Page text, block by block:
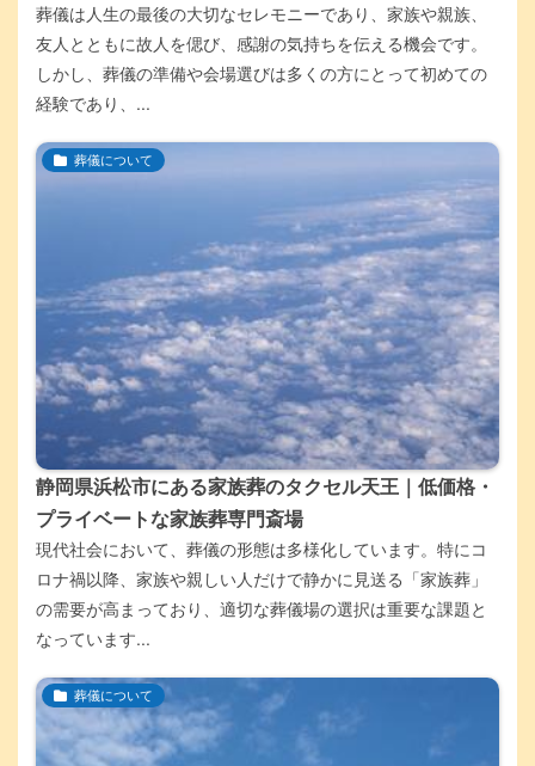
葬儀は人生の最後の大切なセレモニーであり、家族や親族、
友人とともに故人を偲び、感謝の気持ちを伝える機会です。
しかし、葬儀の準備や会場選びは多くの方にとって初めての
経験であり、...
葬儀について
静岡県浜松市にある家族葬のタクセル天王｜低価格・
プライベートな家族葬専門斎場
現代社会において、葬儀の形態は多様化しています。特にコ
ロナ禍以降、家族や親しい人だけで静かに見送る「家族葬」
の需要が高まっており、適切な葬儀場の選択は重要な課題と
なっています...
葬儀について